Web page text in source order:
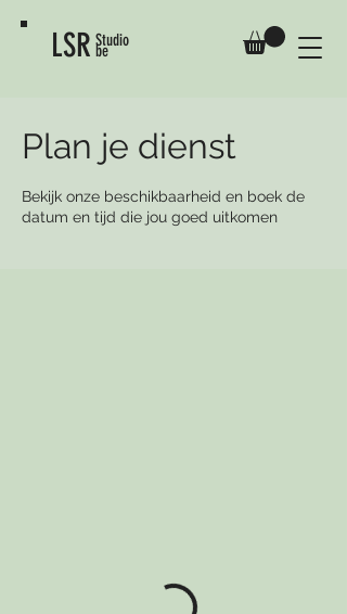
LSR Studio
be
Plan je dienst
Bekijk onze beschikbaarheid en boek de
datum en tijd die jou goed uitkomen